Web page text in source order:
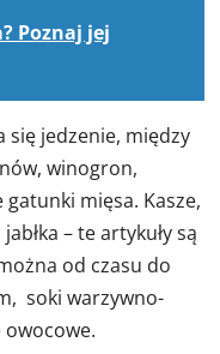
Poznaj jej
się jedzenie, między
winogron,
mięsa. Kasze,
– te artykuły są
od czasu do
soki warzywno-